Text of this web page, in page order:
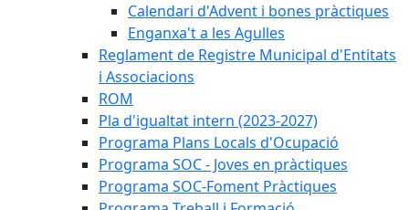
Calendari d'Advent i bones pràctiques
Enganxa't a les Agulles
Reglament de Registre Municipal d'Entitats
i Associacions
ROM
Pla d'igualtat intern (2023-2027)
Programa Plans Locals d'Ocupació
Programa SOC - Joves en pràctiques
Programa SOC-Foment Pràctiques